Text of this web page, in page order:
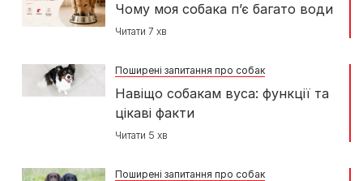
Чому моя собака п’є багато води
Читати 7 хв
Поширені запитання про собак
Навіщо собакам вуса: функції та
цікаві факти
Читати 5 хв
Поширені запитання про собак